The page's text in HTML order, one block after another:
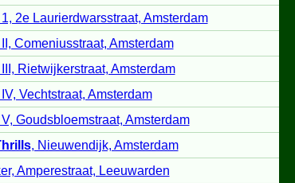
1, 2e Laurierdwarsstraat, Amsterdam
II, Comeniusstraat, Amsterdam
III, Rietwijkerstraat, Amsterdam
IV, Vechtstraat, Amsterdam
V, Goudsbloemstraat, Amsterdam
, Nieuwendijk, Amsterdam
Amperestraat, Leeuwarden